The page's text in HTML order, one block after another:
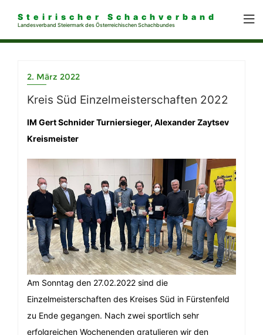
Steirischer Schachverband
Landesverband Steiermark des Österreichischen Schachbundes
2. März 2022
Kreis Süd Einzelmeisterschaften 2022
IM Gert Schnider Turniersieger, Alexander Zaytsev
Kreismeister
Am Sonntag den 27.02.2022 sind die
Einzelmeisterschaften des Kreises Süd in Fürstenfeld
zu Ende gegangen. Nach zwei sportlich sehr
erfolgreichen Wochenenden gratulieren wir den